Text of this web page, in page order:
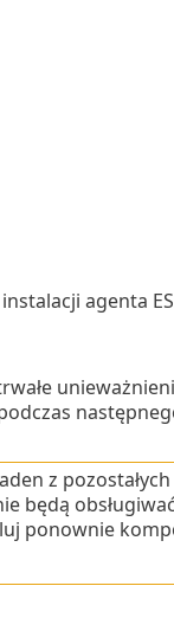
agenta
z pozostałych
będą
ponownie